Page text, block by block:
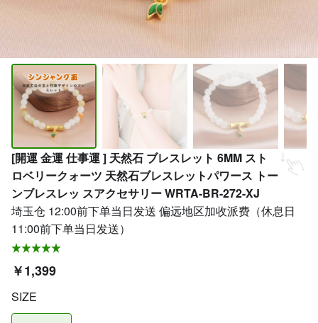
[開運 金運 仕事運 ] 天然石 ブレスレット 6MM スト
ロベリークォーツ 天然石ブレスレットパワース トー
ンブレスレッ スアクセサリー WRTA-BR-272-XJ
埼玉仓 12:00前下单当日发送 偏远地区加收派费（休息日
11:00前下单当日发送）
￥1,399
SIZE